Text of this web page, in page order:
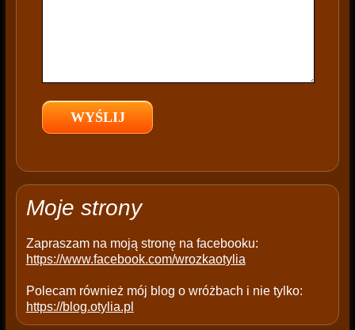
e
e
p
y
Moje strony
Zapraszam na moją stronę na facebooku:
https://www.facebook.com/wrozkaotylia
Polecam również mój blog o wróżbach i nie tylko:
https://blog.otylia.pl